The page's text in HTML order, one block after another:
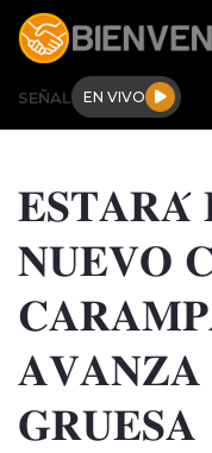
Click acá para ir
SEÑAL EN VIVO
Internacional
𝐄𝐒𝐓𝐀𝐑𝐀́
𝐍𝐔𝐄𝐕𝐎
𝐆𝐑𝐔𝐄𝐒𝐀